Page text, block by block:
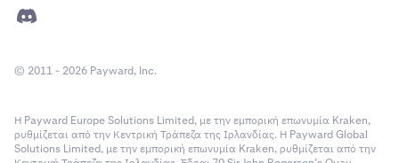
© 2011 - 2026 Payward, Inc.
Η Payward Europe Solutions Limited, με την εμπορική επωνυμία Kraken,
ρυθμίζεται από την Κεντρική Τράπεζα της Ιρλανδίας. Η Payward Global
Solutions Limited, με την εμπορική επωνυμία Kraken, ρυθμίζεται από την